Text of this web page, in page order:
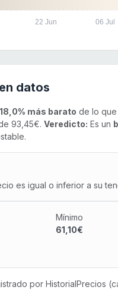
22 Jun 06 Jul
datos
18,0% más barato de lo que
93,45€. Veredicto: Es un
es igual o inferior a su
Mínimo
61,10€
por HistorialPrecios